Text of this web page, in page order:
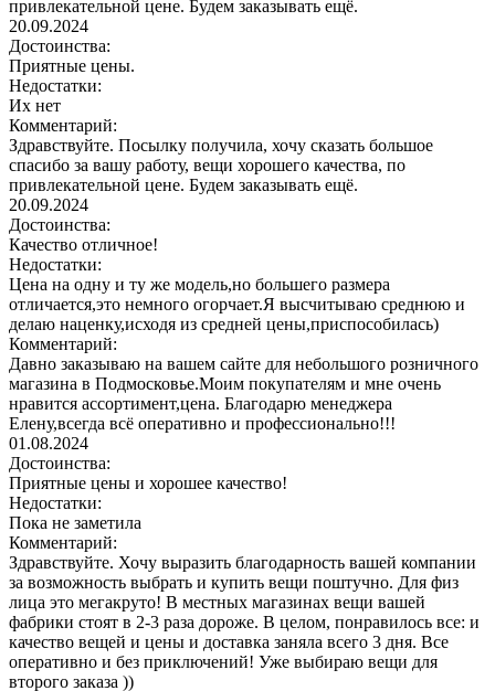
привлекательной цене. Будем заказывать ещё.
20.09.2024
Достоинства:
Приятные цены.
Недостатки:
Их нет
Комментарий:
Здравствуйте. Посылку получила, хочу сказать большое
спасибо за вашу работу, вещи хорошего качества, по
привлекательной цене. Будем заказывать ещё.
20.09.2024
Достоинства:
Качество отличное!
Недостатки:
Цена на одну и ту же модель,но большего размера
отличается,это немного огорчает.Я высчитываю среднюю и
делаю наценку,исходя из средней цены,приспособилась)
Комментарий:
Давно заказываю на вашем сайте для небольшого розничного
магазина в Подмосковье.Моим покупателям и мне очень
нравится ассортимент,цена. Благодарю менеджера
Елену,всегда всё оперативно и профессионально!!!
01.08.2024
Достоинства:
Приятные цены и хорошее качество!
Недостатки:
Пока не заметила
Комментарий:
Здравствуйте. Хочу выразить благодарность вашей компании
за возможность выбрать и купить вещи поштучно. Для физ
лица это мегакруто! В местных магазинах вещи вашей
фабрики стоят в 2-3 раза дороже. В целом, понравилось все: и
качество вещей и цены и доставка заняла всего 3 дня. Все
оперативно и без приключений! Уже выбираю вещи для
второго заказа ))